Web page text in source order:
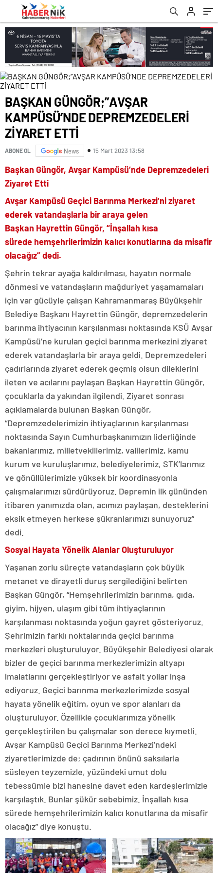
romabet
romabet
romabet
deneme
bonusu
veren
siteler
BAŞKAN GÜNGÖR;”AVŞAR
KAMPÜSÜ’NDE DEPREMZEDELERİ
ZİYARET ETTİ
ABONE OL News 15 Mart 2023 13:58
Başkan Güngör, Avşar Kampüsü’nde Depremzedeleri
Ziyaret Etti
Avşar Kampüsü Geçici Barınma Merkezi’ni ziyaret
ederek vatandaşlarla bir araya gelen
Başkan Hayrettin Güngör, “İnşallah kısa
sürede hemşehrilerimizin kalıcı konutlarına da misafir
olacağız” dedi.
Şehrin tekrar ayağa kaldırılması, hayatın normale
dönmesi ve vatandaşların mağduriyet yaşamamaları
için var gücüyle çalışan Kahramanmaraş Büyükşehir
Belediye Başkanı Hayrettin Güngör, depremzedelerin
barınma ihtiyacının karşılanması noktasında KSÜ Avşar
Kampüsü’ne kurulan geçici barınma merkezini ziyaret
ederek vatandaşlarla bir araya geldi. Depremzedeleri
çadırlarında ziyaret ederek geçmiş olsun dileklerini
ileten ve acılarını paylaşan Başkan Hayrettin Güngör,
çocuklarla da yakından ilgilendi. Ziyaret sonrası
açıklamalarda bulunan Başkan Güngör,
“Depremzedelerimizin ihtiyaçlarının karşılanması
noktasında Sayın Cumhurbaşkanımızın liderliğinde
bakanlarımız, milletvekillerimiz, valilerimiz, kamu
kurum ve kuruluşlarımız, belediyelerimiz, STK’larımız
ve gönüllülerimizle yüksek bir koordinasyonla
çalışmalarımızı sürdürüyoruz. Depremin ilk gününden
itibaren yanımızda olan, acımızı paylaşan, desteklerini
eksik etmeyen herkese şükranlarımızı sunuyoruz”
dedi.
Sosyal Hayata Yönelik Alanlar Oluşturuluyor
Yaşanan zorlu süreçte vatandaşların çok büyük
metanet ve dirayetli duruş sergilediğini belirten
Başkan Güngör, “Hemşehrilerimizin barınma, gıda,
giyim, hijyen, ulaşım gibi tüm ihtiyaçlarının
karşılanması noktasında yoğun gayret gösteriyoruz.
Şehrimizin farklı noktalarında geçici barınma
merkezleri oluşturuluyor. Büyükşehir Belediyesi olarak
bizler de geçici barınma merkezlerimizin altyapı
imalatlarını gerçekleştiriyor ve asfalt yollar inşa
ediyoruz. Geçici barınma merkezlerimizde sosyal
hayata yönelik eğitim, oyun ve spor alanları da
oluşturuluyor. Özellikle çocuklarımıza yönelik
gerçekleştirilen bu çalışmalar son derece kıymetli.
Avşar Kampüsü Geçici Barınma Merkezi’ndeki
ziyaretlerimizde de; çadırının önünü saksılarla
süsleyen teyzemizle, yüzündeki umut dolu
tebessümle bizi hanesine davet eden kardeşlerimizle
karşılaştık. Bunlar şükür sebebimiz. İnşallah kısa
sürede hemşehrilerimizin kalıcı konutlarına da misafir
olacağız” diye konuştu.